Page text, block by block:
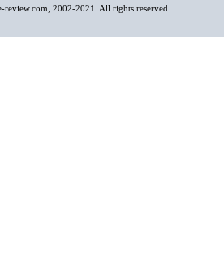
2002-2021. All rights reserved.